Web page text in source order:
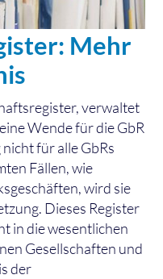
Mehr
verwaltet
Wende für die GbR
für alle GbRs
Fällen, wie
wird sie
Dieses Register
in die wesentlichen
Gesellschaften und
der